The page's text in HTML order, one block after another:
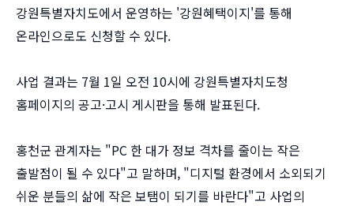
강원특별자치도에서 운영하는 '강원혜택이지'를 통해
온라인으로도 신청할 수 있다.
사업 결과는 7월 1일 오전 10시에 강원특별자치도청
홈페이지의 공고·고시 게시판을 통해 발표된다.
홍천군 관계자는 "PC 한 대가 정보 격차를 줄이는 작은
출발점이 될 수 있다"고 말하며, "디지털 환경에서 소외되기
쉬운 분들의 삶에 작은 보탬이 되기를 바란다"고 사업의